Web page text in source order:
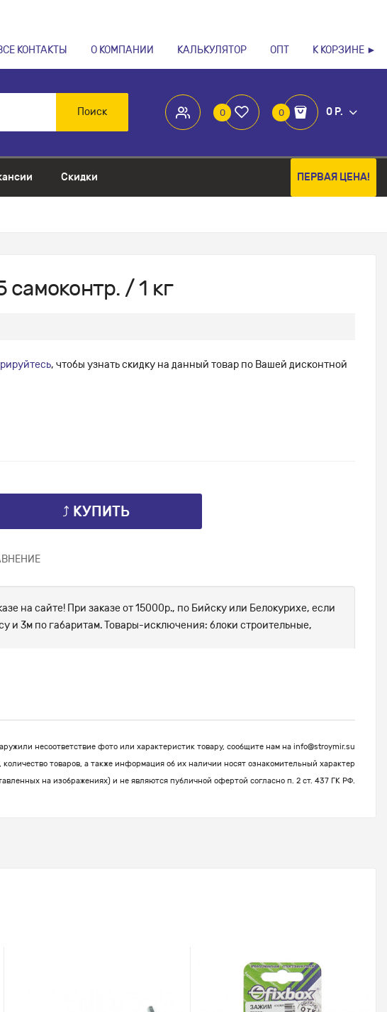
КОНТАКТЫ О КОМПАНИИ КАЛЬКУЛЯТОР ОПТ К КОРЗИНЕ ►
0 0 0 Р.
Поиск
Скидки ПЕРВАЯ ЦЕНА!
самоконтр. / 1 кг
, чтобы узнать скидку на данный товар по Вашей дисконтной
⤴ КУПИТЬ
на сайте! При заказе от 15000р., по Бийску или Белокурихе, если
и 3м по габаритам. Товары-исключения: блоки строительные,
несоответствие фото или характеристик товару, сообщите нам на info@stroymir.su
товаров, а также информация об их наличии носят ознакомительный характер
на изображениях) и не являются публичной офертой согласно п. 2 ст. 437 ГК РФ.